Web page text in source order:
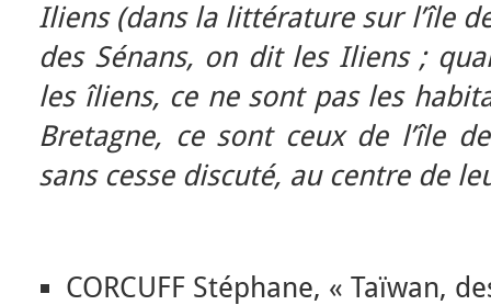
Iliens (dans la littérature sur l’île
des Sénans, on dit les Iliens ;
les îliens, ce ne sont pas les
Bretagne, ce sont ceux de l’île
sans cesse discuté, au centre de
CORCUFF Stéphane, « Taïwan,